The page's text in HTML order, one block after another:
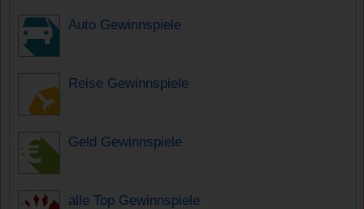
Auto Gewinnspiele
Reise Gewinnspiele
Geld Gewinnspiele
alle Top Gewinnspiele